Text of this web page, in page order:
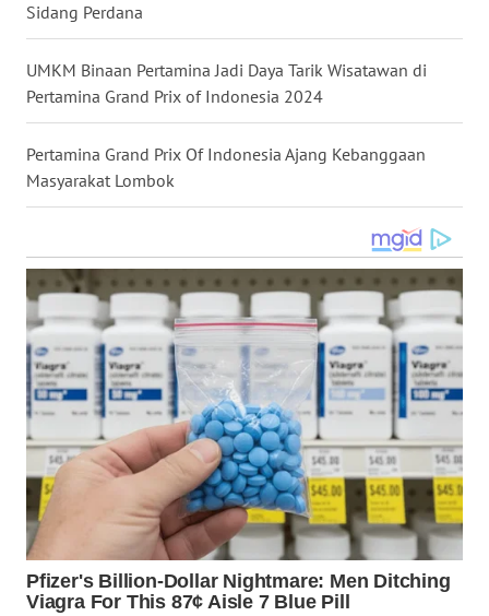
Sidang Perdana
UMKM Binaan Pertamina Jadi Daya Tarik Wisatawan di
Pertamina Grand Prix of Indonesia 2024
Pertamina Grand Prix Of Indonesia Ajang Kebanggaan
Masyarakat Lombok
BABEL
SUMBAR
WN
SUMSEL
BENGKULU
WN
LAMPUNG
WN
NUSANTARA
JOGJA